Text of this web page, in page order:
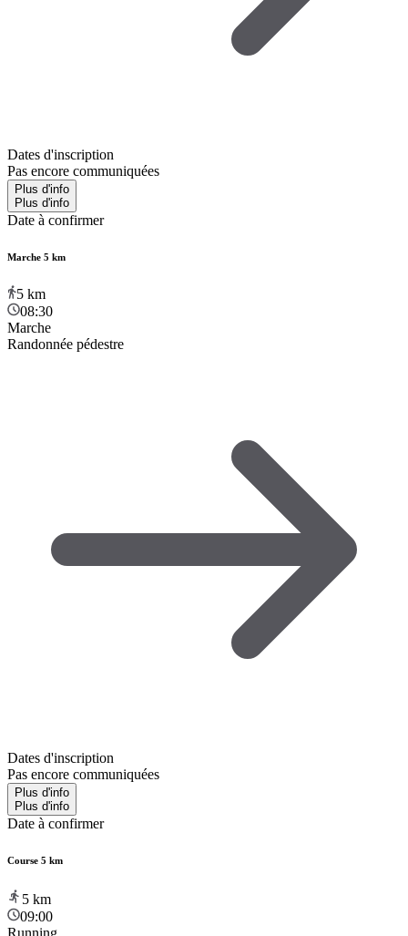
Dates d'inscription
Pas encore communiquées
Plus d'info
Plus d'info
Date à confirmer
Marche 5 km
5 km
08:30
Marche
Randonnée pédestre
Dates d'inscription
Pas encore communiquées
Plus d'info
Plus d'info
Date à confirmer
Course 5 km
5 km
09:00